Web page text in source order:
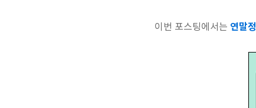
이번 포스팅에서는 연말